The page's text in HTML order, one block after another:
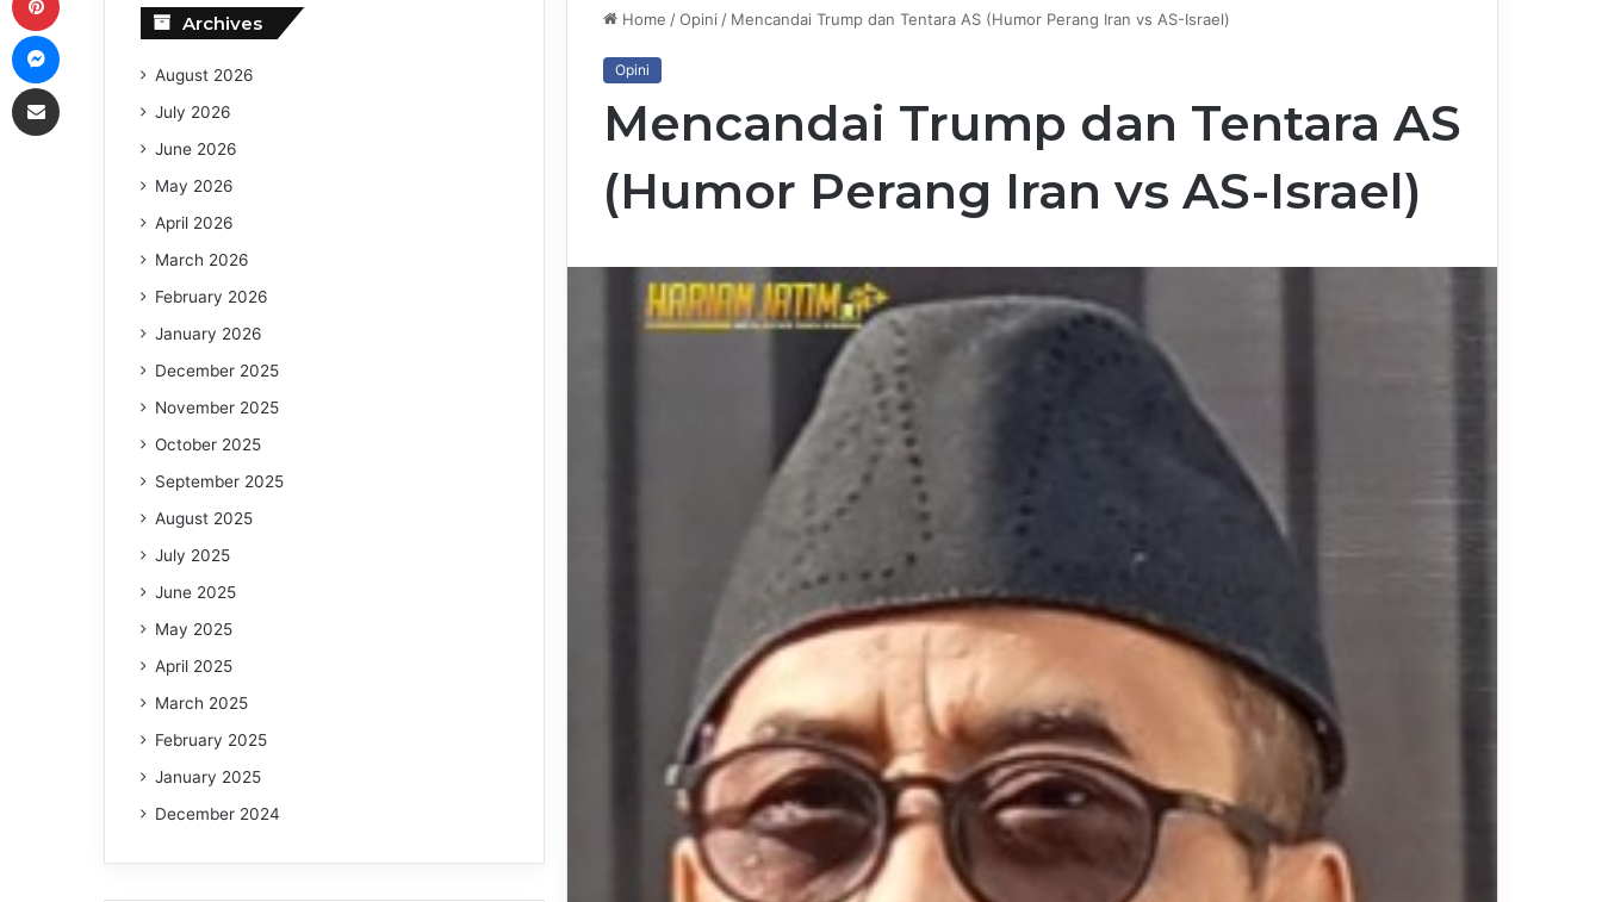
Home /Opini / Mencandai Trump dan Tentara AS (Humor Perang Iran vs AS-Israel)
Opini
Mencandai Trump dan Tentara AS
(Humor Perang Iran vs AS-Israel)
Archives
August 2026
July 2026
June 2026
May 2026
April 2026
March 2026
February 2026
January 2026
December 2025
November 2025
October 2025
September 2025
August 2025
July 2025
June 2025
May 2025
April 2025
March 2025
February 2025
January 2025
December 2024